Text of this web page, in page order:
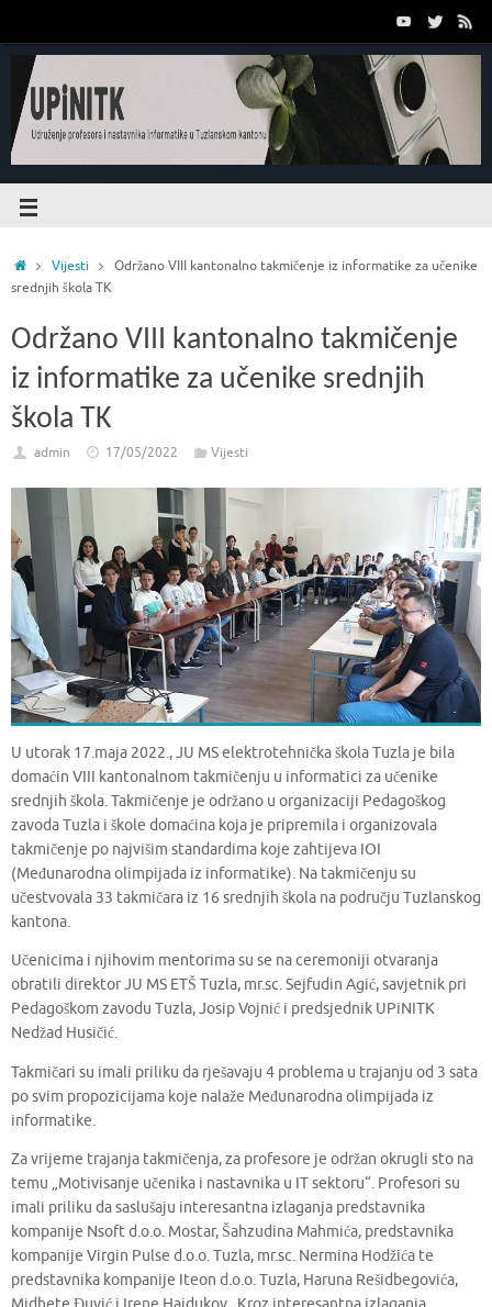
Vijesti
Održano VIII kantonalno takmičenje iz informatike za učenike
srednjih škola TK
Održano VIII kantonalno takmičenje
iz informatike za učenike srednjih
škola TK
admin 17/05/2022 Vijesti
U utorak 17.maja 2022., JU MS elektrotehnička škola Tuzla je bila
domaćin VIII kantonalnom takmičenju u informatici za učenike
srednjih škola. Takmičenje je održano u organizaciji Pedagoškog
zavoda Tuzla i škole domaćina koja je pripremila i organizovala
takmičenje po najvišim standardima koje zahtijeva IOI
(Međunarodna olimpijada iz informatike). Na takmičenju su
učestvovala 33 takmičara iz 16 srednjih škola na području Tuzlanskog
kantona.
Učenicima i njihovim mentorima su se na ceremoniji otvaranja
obratili direktor JU MS ETŠ Tuzla, mr.sc. Sejfudin Agić, savjetnik pri
Pedagoškom zavodu Tuzla, Josip Vojnić i predsjednik UPiNITK
Nedžad Husičić.
Takmičari su imali priliku da rješavaju 4 problema u trajanju od 3 sata
po svim propozicijama koje nalaže Međunarodna olimpijada iz
informatike.
Za vrijeme trajanja takmičenja, za profesore je održan okrugli sto na
temu „Motivisanje učenika i nastavnika u IT sektoru“. Profesori su
imali priliku da saslušaju interesantna izlaganja predstavnika
kompanije Nsoft d.o.o. Mostar, Šahzudina Mahmića, predstavnika
kompanije Virgin Pulse d.o.o. Tuzla, mr.sc. Nermina Hodžića te
predstavnika kompanije Iteon d.o.o. Tuzla, Haruna Rešidbegovića,